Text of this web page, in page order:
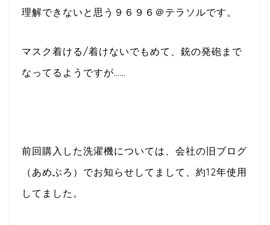
理解できないと思う９６９６＠テラソルです。
マスク着ける/着けないでもめて、銃の発砲まで
なってるようですが……
前回購入した洗濯機については、会社の旧ブログ
（あめぶろ）でお知らせしてまして、約12年使用
してました。